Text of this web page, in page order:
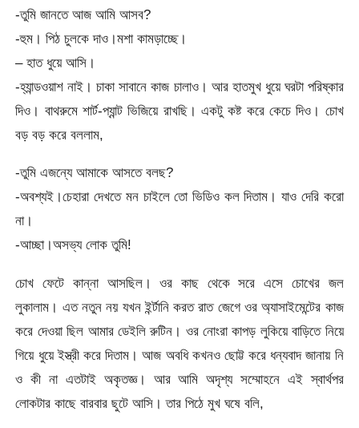
-তুমি জানতে আজ আমি আসব?
-হুম। পিঠ চুলকে দাও।মশা কামড়াচ্ছে।
– হাত ধুয়ে আসি।
-হ্যান্ডওয়াশ নাই। চাকা সাবানে কাজ চালাও। আর হাতমুখ ধুয়ে ঘরটা পরিষ্কার
দিও। বাথরুমে শার্ট-প্যান্ট ভিজিয়ে রাখছি। একটু কষ্ট করে কেচে দিও। চোখ
বড় বড় করে বললাম,
-তুমি এজন্যে আমাকে আসতে বলছ?
-অবশ্যই।চেহারা দেখতে মন চাইলে তো ভিডিও কল দিতাম। যাও দেরি করো
না।
-আচ্ছা।অসভ্য লোক তুমি!
চোখ ফেটে কান্না আসছিল। ওর কাছ থেকে সরে এসে চোখের জল
লুকালাম। এত নতুন নয় যখন ইর্ন্টানি করত রাত জেগে ওর অ্যাসাইমেন্টের কাজ
করে দেওয়া ছিল আমার ডেইলি রুটিন। ওর নোংরা কাপড় লুকিয়ে বাড়িতে নিয়ে
গিয়ে ধুয়ে ইস্ত্রী করে দিতাম। আজ অবধি কখনও ছোট্ট করে ধন্যবাদ জানায় নি
ও কী না এতটাই অকৃতজ্ঞ। আর আমি অদৃশ্য সম্মোহনে এই স্বার্থপর
লোকটার কাছে বারবার ছুটে আসি। তার পিঠে মুখ ঘষে বলি,